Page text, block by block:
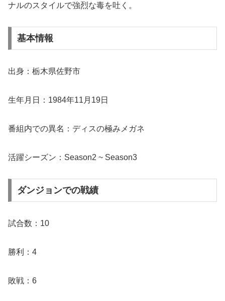
ナルのスタイルで強烈な毒を吐く。
基本情報
出身：栃木県佐野市
生年月日：1984年11月19日
番組内での異名：ディスの極みメガネ
活躍シーズン：Season2 ~ Season3
ダンジョンでの戦績
試合数：10
勝利：4
敗戦：6